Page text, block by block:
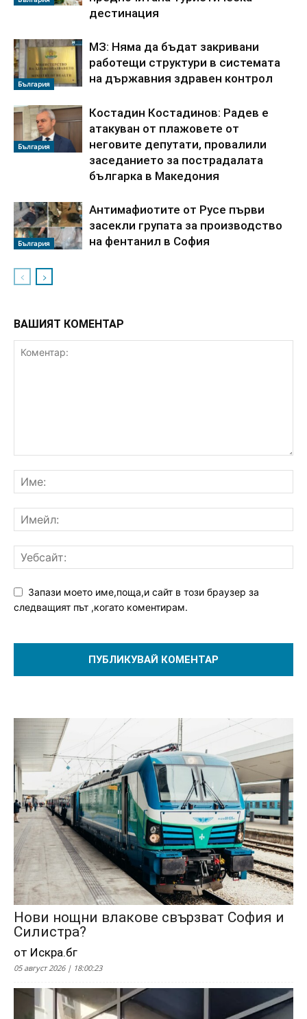
дестинация
България
МЗ: Няма да бъдат закривани
работещи структури в системата
на държавния здравен контрол
България
Костадин Костадинов: Радев е
атакуван от плажoвете от
неговите депутати, провалили
заседанието за пострадалата
българка в Македония
България
Антимафиотите от Русе първи
засекли групата за производство
на фентанил в София
ВАШИЯТ КОМЕНТАР
Запази моето име,поща,и сайт в този браузер за
следващият път ,когато коментирам.
Нови нощни влакове свързват София и
Силистра?
от Искра.бг
05 август 2026 | 18:00:23